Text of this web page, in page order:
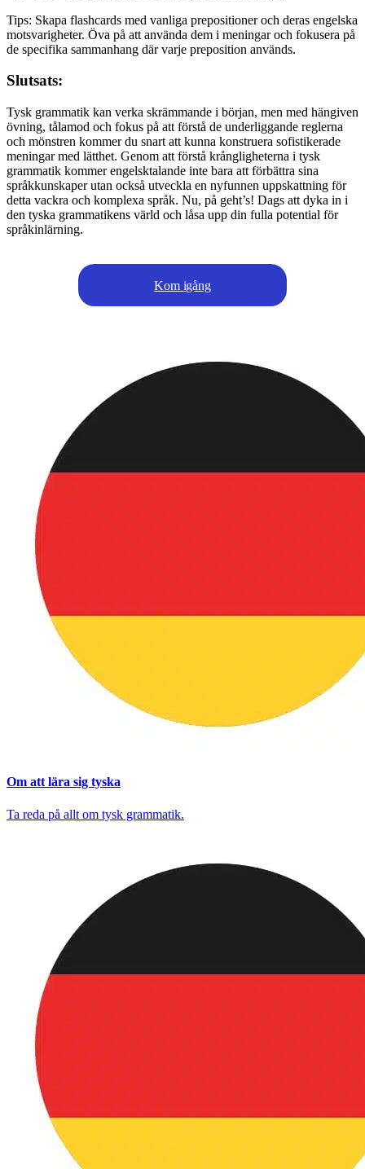
Tips: Skapa flashcards med vanliga prepositioner och deras engelska
motsvarigheter. Öva på att använda dem i meningar och fokusera på
de specifika sammanhang där varje preposition används.
Slutsats:
Tysk grammatik kan verka skrämmande i början, men med hängiven
övning, tålamod och fokus på att förstå de underliggande reglerna
och mönstren kommer du snart att kunna konstruera sofistikerade
meningar med lätthet. Genom att förstå krångligheterna i tysk
grammatik kommer engelsktalande inte bara att förbättra sina
språkkunskaper utan också utveckla en nyfunnen uppskattning för
detta vackra och komplexa språk. Nu, på geht’s! Dags att dyka in i
den tyska grammatikens värld och låsa upp din fulla potential för
språkinlärning.
Kom igång
Om att lära sig tyska
Ta reda på allt om tysk grammatik.